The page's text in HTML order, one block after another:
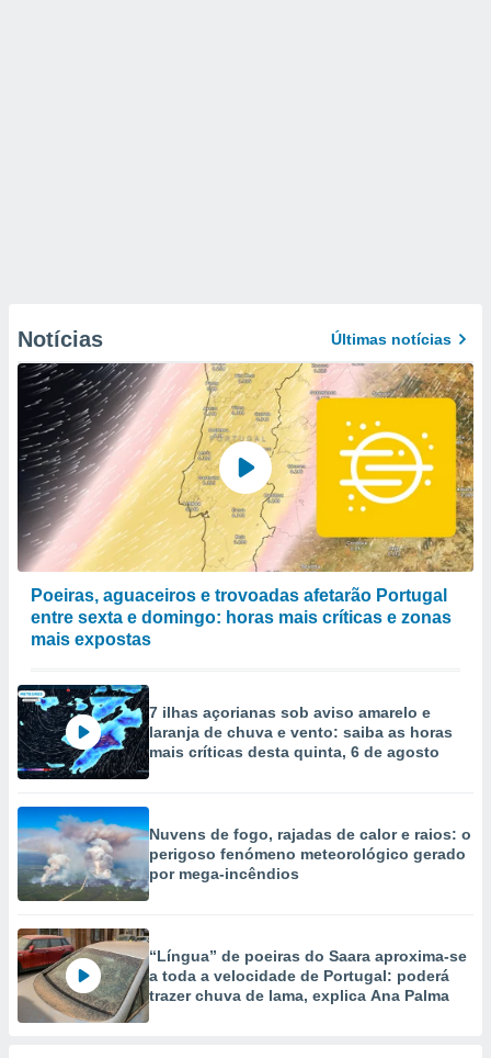
Notícias Últimas notícias
Poeiras, aguaceiros e trovoadas afetarão Portugal
entre sexta e domingo: horas mais críticas e zonas
mais expostas
7 ilhas açorianas sob aviso amarelo e
laranja de chuva e vento: saiba as horas
mais críticas desta quinta, 6 de agosto
Nuvens de fogo, rajadas de calor e raios: o
perigoso fenómeno meteorológico gerado
por mega-incêndios
“Língua” de poeiras do Saara aproxima-se
a toda a velocidade de Portugal: poderá
trazer chuva de lama, explica Ana Palma